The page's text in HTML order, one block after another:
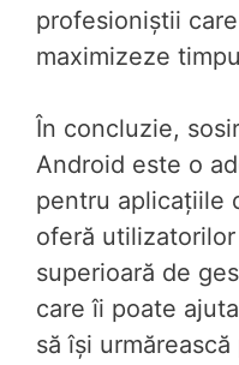
profesioniștii
maximizeze
În concluzie,
Android este o
pentru aplicațiile
oferă
superioară de
care îi poate
să își